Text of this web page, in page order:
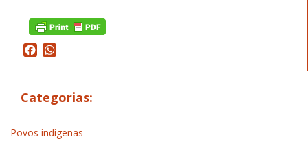
Facebook
Categorias:
Povos indígenas